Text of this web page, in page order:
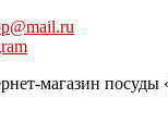
магазин посуды